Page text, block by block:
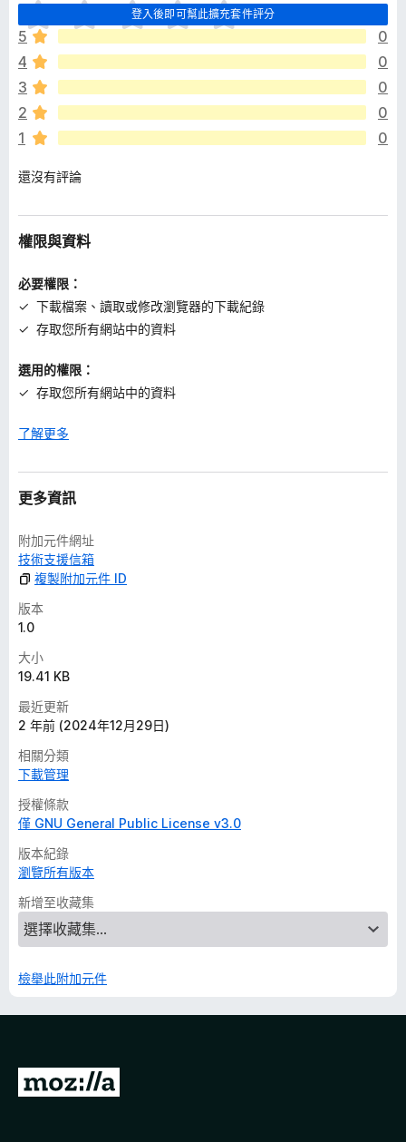
登入後即可幫此擴充套件評分
目
前
沒
有
評
分
5
0
4
0
3
0
2
0
1
0
還沒有評論
權限與資料
必要權限：
下載檔案、讀取或修改瀏覽器的下載紀錄
存取您所有網站中的資料
選用的權限：
存取您所有網站中的資料
了解更多
更多資訊
附加元件網址
技術支援信箱
複製附加元件 ID
版本
1.0
大小
19.41 KB
最近更新
2 年前 (2024年12月29日)
相關分類
下載管理
授權條款
僅 GNU General Public License v3.0
版本紀錄
瀏覽所有版本
新增至收藏集
檢舉此附加元件
前